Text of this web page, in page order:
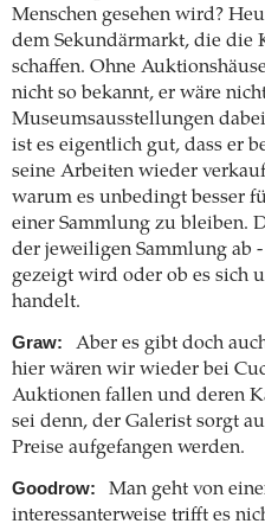
Menschen gesehen wird?
dem Sekundärmarkt, die die
schaffen. Ohne
nicht so bekannt, er wäre
Museumsausstellungen
ist es eigentlich gut, dass er
seine Arbeiten wieder
warum es unbedingt besser
einer Sammlung zu bleiben.
der jeweiligen Sammlung ab
gezeigt wird oder ob es sich
handelt.
Graw:
Aber es gibt doch
hier wären wir wieder bei
Auktionen fallen und deren
sei denn, der Galerist sorgt
Preise aufgefangen werden.
Goodrow:
Man geht von
interessanterweise trifft es